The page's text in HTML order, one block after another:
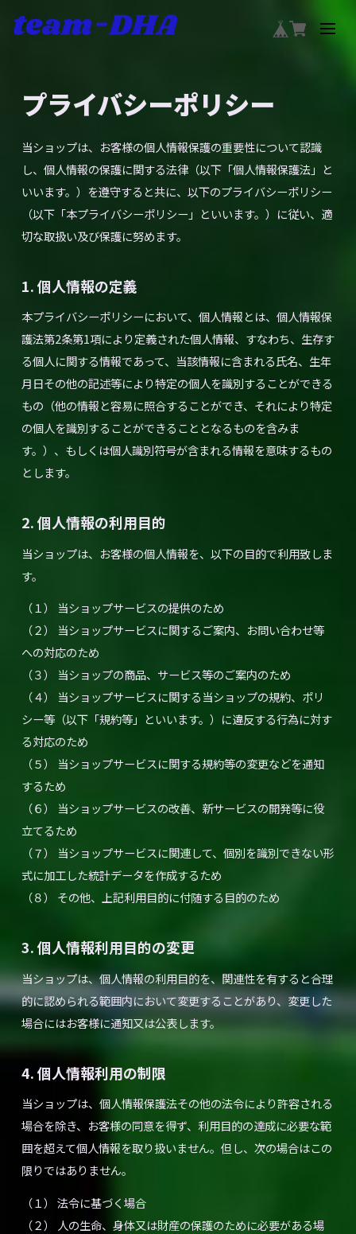
プライバシーポリシー
当ショップは、お客様の個人情報保護の重要性について認識
し、個人情報の保護に関する法律（以下「個人情報保護法」と
いいます。）を遵守すると共に、以下のプライバシーポリシー
（以下「本プライバシーポリシー」といいます。）に従い、適
切な取扱い及び保護に努めます。
1. 個人情報の定義
本プライバシーポリシーにおいて、個人情報とは、個人情報保
護法第2条第1項により定義された個人情報、すなわち、生存す
る個人に関する情報であって、当該情報に含まれる氏名、生年
月日その他の記述等により特定の個人を識別することができる
もの（他の情報と容易に照合することができ、それにより特定
の個人を識別することができることとなるものを含みま
す。）、もしくは個人識別符号が含まれる情報を意味するもの
とします。
2. 個人情報の利用目的
当ショップは、お客様の個人情報を、以下の目的で利用致しま
す。
（１） 当ショップサービスの提供のため
（２） 当ショップサービスに関するご案内、お問い合わせ等
への対応のため
（３） 当ショップの商品、サービス等のご案内のため
（４） 当ショップサービスに関する当ショップの規約、ポリ
シー等（以下「規約等」といいます。）に違反する行為に対す
る対応のため
（５） 当ショップサービスに関する規約等の変更などを通知
するため
（６） 当ショップサービスの改善、新サービスの開発等に役
立てるため
（７） 当ショップサービスに関連して、個別を識別できない形
式に加工した統計データを作成するため
（８） その他、上記利用目的に付随する目的のため
3. 個人情報利用目的の変更
当ショップは、個人情報の利用目的を、関連性を有すると合理
的に認められる範囲内において変更することがあり、変更した
場合にはお客様に通知又は公表します。
4. 個人情報利用の制限
当ショップは、個人情報保護法その他の法令により許容される
場合を除き、お客様の同意を得ず、利用目的の達成に必要な範
囲を超えて個人情報を取り扱いません。但し、次の場合はこの
限りではありません。
（１） 法令に基づく場合
（２） 人の生命、身体又は財産の保護のために必要がある場